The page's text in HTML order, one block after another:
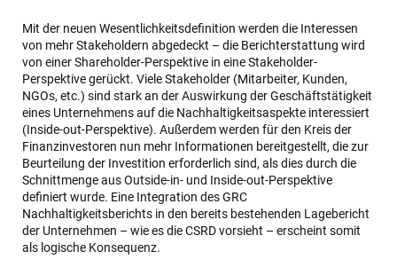
Mit der neuen Wesentlichkeitsdefinition werden die Interessen
von mehr Stakeholdern abgedeckt – die Berichterstattung wird
von einer Shareholder-Perspektive in eine Stakeholder-
Perspektive gerückt. Viele Stakeholder (Mitarbeiter, Kunden,
NGOs, etc.) sind stark an der Auswirkung der Geschäftstätigkeit
eines Unternehmens auf die Nachhaltigkeitsaspekte interessiert
(Inside-out-Perspektive). Außerdem werden für den Kreis der
Finanzinvestoren nun mehr Informationen bereitgestellt, die zur
Beurteilung der Investition erforderlich sind, als dies durch die
Schnittmenge aus Outside-in- und Inside-out-Perspektive
definiert wurde. Eine Integration des GRC
Nachhaltigkeitsberichts in den bereits bestehenden Lagebericht
der Unternehmen – wie es die CSRD vorsieht – erscheint somit
als logische Konsequenz.